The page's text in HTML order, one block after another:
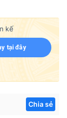
kế
tại đây
Chia sẻ